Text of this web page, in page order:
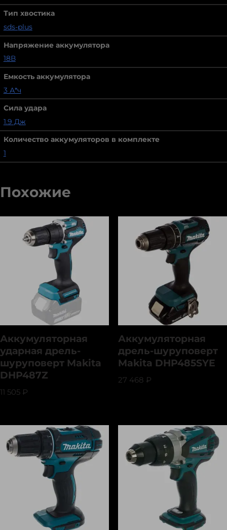
Тип хвостика
sds-plus
Напряжение аккумулятора
18В
Емкость аккумулятора
3 А*ч
Сила удара
1.9 Дж
Количество аккумуляторов в комплекте
1
Похожие
Аккумуляторная
ударная дрель-
шуруповерт Makita
DHP487Z
11 505 ₽
Аккумуляторная
дрель-шуруповерт
Makita DHP485SYE
27 468 ₽